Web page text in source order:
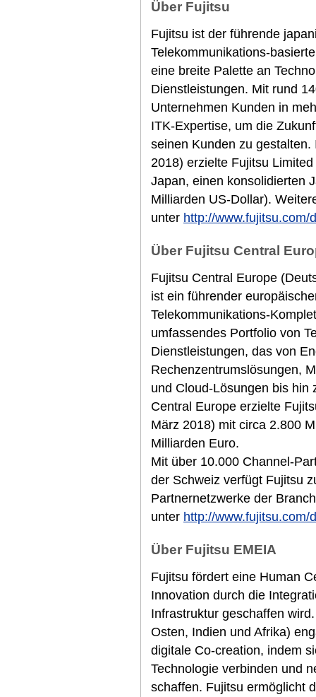
Über Fujitsu
Fujitsu ist der führende
Telekommunikations-
eine breite Palette an
Dienstleistungen. Mit rund
Unternehmen Kunden in
ITK-Expertise, um die
seinen Kunden zu
2018) erzielte Fujitsu
Japan, einen konsolidierten
Milliarden US-Dollar).
unter http://www.fujitsu.com/
Über Fujitsu Central
Fujitsu Central Europe
ist ein führender
Telekommunikations-
umfassendes Portfolio von
Dienstleistungen, das von
Rechenzentrumslösungen,
und Cloud-Lösungen bis hin
Central Europe erzielte
März 2018) mit circa 2.800
Milliarden Euro.
Mit über 10.000 Channel-
der Schweiz verfügt Fujitsu
Partnernetzwerke der
unter http://www.fujitsu.com/
Über Fujitsu EMEIA
Fujitsu fördert eine Human
Innovation durch die
Infrastruktur geschaffen
Osten, Indien und Afrika)
digitale Co-creation, indem
Technologie verbinden und
schaffen. Fujitsu ermöglicht